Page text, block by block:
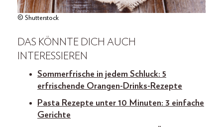
© Shutterstock
DAS KÖNNTE DICH AUCH
INTERESSIEREN
Sommerfrische in jedem Schluck: 5
erfrischende Orangen-Drinks-Rezepte
Pasta Rezepte unter 10 Minuten: 3 einfache
Gerichte